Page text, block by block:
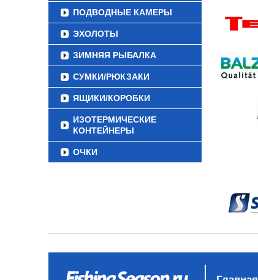
ПОДВОДНЫЕ КАМЕРЫ
ЭХОЛОТЫ
ЗИМНЯЯ РЫБАЛКА
СУМКИ/РЮКЗАКИ
ЯЩИКИ/КОРОБКИ
ИЗОТЕРМИЧЕСКИЕ
КОНТЕЙНЕРЫ
ОЧКИ